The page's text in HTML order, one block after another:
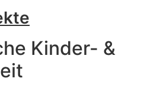
Kinder- &